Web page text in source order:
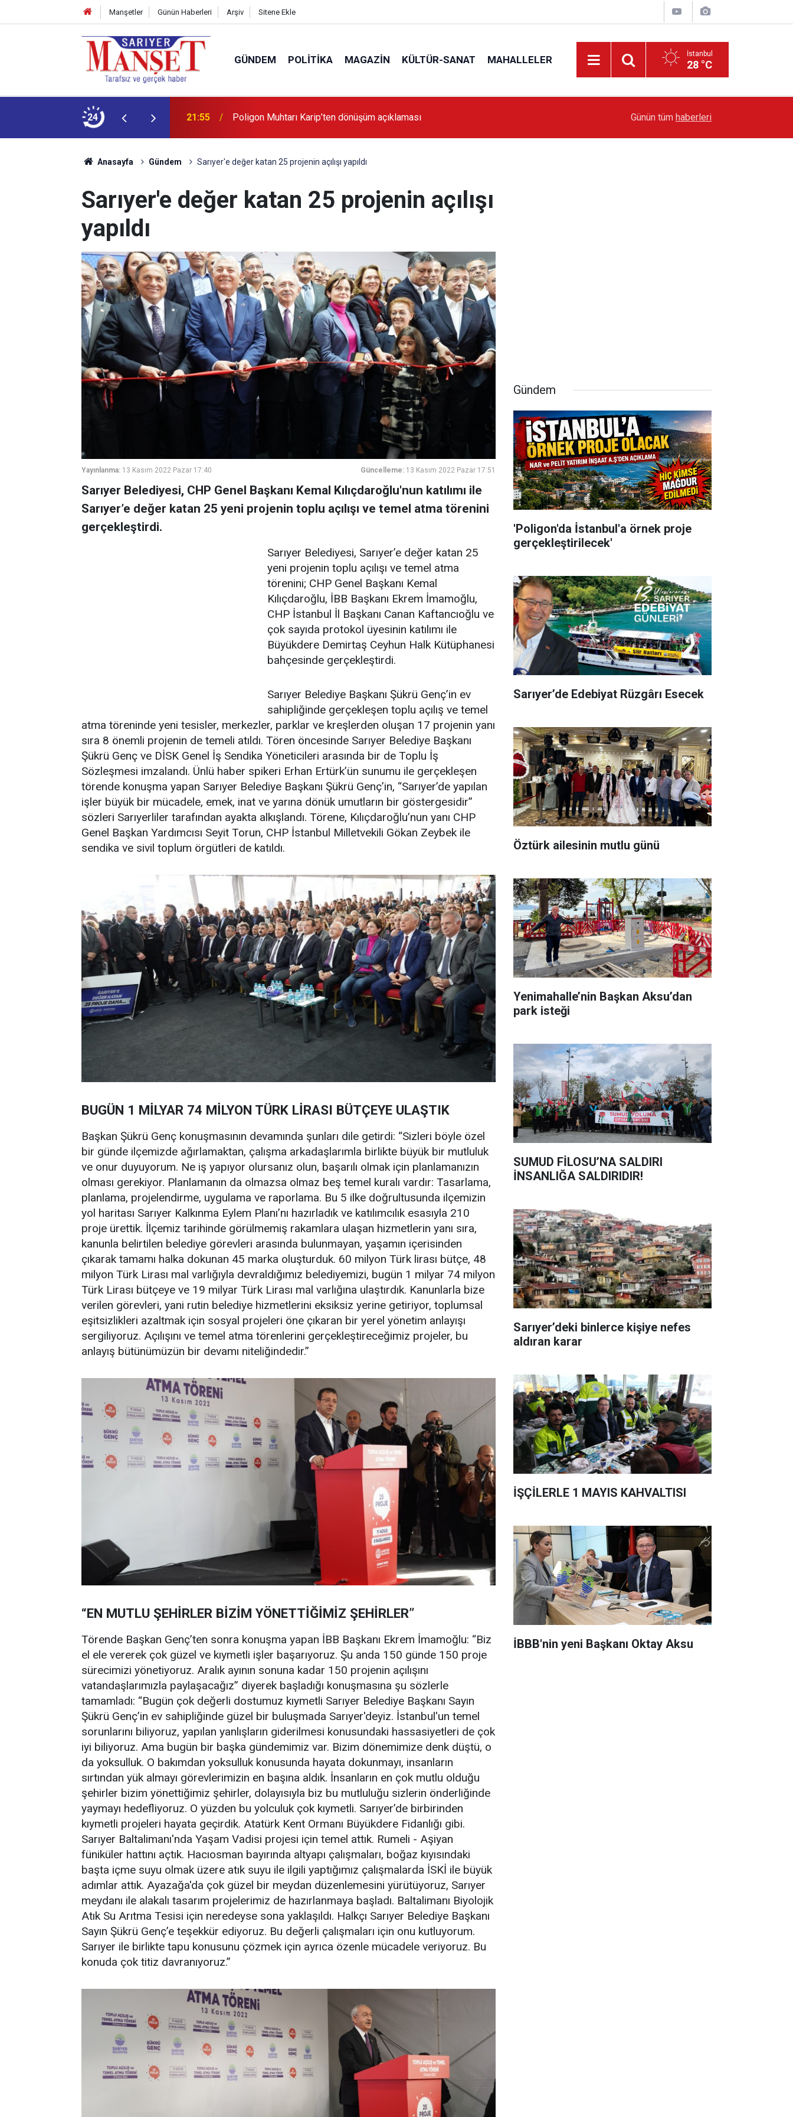
Manşetler Günün Haberleri Arşiv Sitene Ekle
GÜNDEM POLITIKA MAGAZIN KÜLTÜR-SANAT MAHALLELER İstanbul
28 °C
24 13:36 'Poligon'da İstanbul'a örnek proje gerçekleştirilecek' Sarıyer’de Edebiyat Rüzgârı Esecek
Günün tüm haberleri
Anasayfa Gündem Sarıyer'e değer katan 25 projenin açılışı yapıldı
Sarıyer'e değer katan 25 projenin açılışı
yapıldı
Yayınlanma: 13 Kasım 2022 Pazar 17:40 Güncelleme: 13 Kasım 2022 Pazar 17:51
Sarıyer Belediyesi, CHP Genel Başkanı Kemal Kılıçdaroğlu'nun katılımı ile
Sarıyer’e değer katan 25 yeni projenin toplu açılışı ve temel atma törenini
gerçekleştirdi.
Sarıyer Belediyesi, Sarıyer’e değer katan 25
yeni projenin toplu açılışı ve temel atma
törenini; CHP Genel Başkanı Kemal
Kılıçdaroğlu, İBB Başkanı Ekrem İmamoğlu,
CHP İstanbul İl Başkanı Canan Kaftancıoğlu ve
çok sayıda protokol üyesinin katılımı ile
Büyükdere Demirtaş Ceyhun Halk Kütüphanesi
bahçesinde gerçekleştirdi.
Sarıyer Belediye Başkanı Şükrü Genç’in ev
sahipliğinde gerçekleşen toplu açılış ve temel
atma töreninde yeni tesisler, merkezler, parklar ve kreşlerden oluşan 17 projenin yanı
sıra 8 önemli projenin de temeli atıldı. Tören öncesinde Sarıyer Belediye Başkanı
Şükrü Genç ve DİSK Genel İş Sendika Yöneticileri arasında bir de Toplu İş
Sözleşmesi imzalandı. Ünlü haber spikeri Erhan Ertürk’ün sunumu ile gerçekleşen
törende konuşma yapan Sarıyer Belediye Başkanı Şükrü Genç’in, “Sarıyer’de yapılan
işler büyük bir mücadele, emek, inat ve yarına dönük umutların bir göstergesidir”
sözleri Sarıyerliler tarafından ayakta alkışlandı. Törene, Kılıçdaroğlu’nun yanı CHP
Genel Başkan Yardımcısı Seyit Torun, CHP İstanbul Milletvekili Gökan Zeybek ile
sendika ve sivil toplum örgütleri de katıldı.
BUGÜN 1 MİLYAR 74 MİLYON TÜRK LİRASI BÜTÇEYE ULAŞTIK
Başkan Şükrü Genç konuşmasının devamında şunları dile getirdi: “Sizleri böyle özel
bir günde ilçemizde ağırlamaktan, çalışma arkadaşlarımla birlikte büyük bir mutluluk
ve onur duyuyorum. Ne iş yapıyor olursanız olun, başarılı olmak için planlamanızın
olması gerekiyor. Planlamanın da olmazsa olmaz beş temel kuralı vardır: Tasarlama,
planlama, projelendirme, uygulama ve raporlama. Bu 5 ilke doğrultusunda ilçemizin
yol haritası Sarıyer Kalkınma Eylem Planı’nı hazırladık ve katılımcılık esasıyla 210
proje ürettik. İlçemiz tarihinde görülmemiş rakamlara ulaşan hizmetlerin yanı sıra,
kanunla belirtilen belediye görevleri arasında bulunmayan, yaşamın içerisinden
çıkarak tamamı halka dokunan 45 marka oluşturduk. 60 milyon Türk lirası bütçe, 48
milyon Türk Lirası mal varlığıyla devraldığımız belediyemizi, bugün 1 milyar 74 milyon
Türk Lirası bütçeye ve 19 milyar Türk Lirası mal varlığına ulaştırdık. Kanunlarla bize
verilen görevleri, yani rutin belediye hizmetlerini eksiksiz yerine getiriyor, toplumsal
eşitsizlikleri azaltmak için sosyal projeleri öne çıkaran bir yerel yönetim anlayışı
sergiliyoruz. Açılışını ve temel atma törenlerini gerçekleştireceğimiz projeler, bu
anlayış bütünümüzün bir devamı niteliğindedir.”
“EN MUTLU ŞEHİRLER BİZİM YÖNETTİĞİMİZ ŞEHİRLER”
Törende Başkan Genç’ten sonra konuşma yapan İBB Başkanı Ekrem İmamoğlu: “Biz
el ele vererek çok güzel ve kıymetli işler başarıyoruz. Şu anda 150 günde 150 proje
sürecimizi yönetiyoruz. Aralık ayının sonuna kadar 150 projenin açılışını
vatandaşlarımızla paylaşacağız” diyerek başladığı konuşmasına şu sözlerle
tamamladı: “Bugün çok değerli dostumuz kıymetli Sarıyer Belediye Başkanı Sayın
Şükrü Genç’in ev sahipliğinde güzel bir buluşmada Sarıyer'deyiz. İstanbul'un temel
sorunlarını biliyoruz, yapılan yanlışların giderilmesi konusundaki hassasiyetleri de çok
iyi biliyoruz. Ama bugün bir başka gündemimiz var. Bizim dönemimize denk düştü, o
da yoksulluk. O bakımdan yoksulluk konusunda hayata dokunmayı, insanların
sırtından yük almayı görevlerimizin en başına aldık. İnsanların en çok mutlu olduğu
şehirler bizim yönettiğimiz şehirler, dolayısıyla biz bu mutluluğu sizlerin önderliğinde
yaymayı hedefliyoruz. O yüzden bu yolculuk çok kıymetli. Sarıyer’de birbirinden
kıymetli projeleri hayata geçirdik. Atatürk Kent Ormanı Büyükdere Fidanlığı gibi.
Sarıyer Baltalimanı'nda Yaşam Vadisi projesi için temel attık. Rumeli - Aşiyan
füniküler hattını açtık. Hacıosman bayırında altyapı çalışmaları, boğaz kıyısındaki
başta içme suyu olmak üzere atık suyu ile ilgili yaptığımız çalışmalarda İSKİ ile büyük
adımlar attık. Ayazağa'da çok güzel bir meydan düzenlemesini yürütüyoruz, Sarıyer
meydanı ile alakalı tasarım projelerimiz de hazırlanmaya başladı. Baltalimanı Biyolojik
Atık Su Arıtma Tesisi için neredeyse sona yaklaşıldı. Halkçı Sarıyer Belediye Başkanı
Sayın Şükrü Genç’e teşekkür ediyoruz. Bu değerli çalışmaları için onu kutluyorum.
Sarıyer ile birlikte tapu konusunu çözmek için ayrıca özenle mücadele veriyoruz. Bu
konuda çok titiz davranıyoruz.”
Gündem
'Poligon'da İstanbul'a örnek proje
gerçekleştirilecek'
Sarıyer’de Edebiyat Rüzgârı Esecek
Öztürk ailesinin mutlu günü
Yenimahalle’nin Başkan Aksu’dan
park isteği
SUMUD FİLOSU’NA SALDIRI
İNSANLIĞA SALDIRIDIR!
Sarıyer’deki binlerce kişiye nefes
aldıran karar
İŞÇİLERLE 1 MAYIS KAHVALTISI
İBBB'nin yeni Başkanı Oktay Aksu